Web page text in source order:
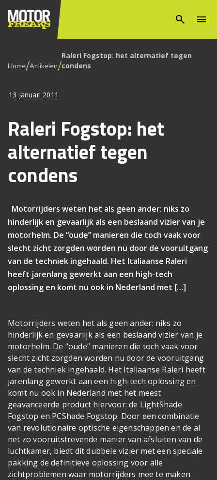
search menu
Home/Artikelen/Raleri Fogstop: het alternatief tegen
condens
13 januari 2011
Raleri Fogstop: het
alternatief tegen
condens
Motorrijders weten het als geen ander: niks zo
hinderlijk en gevaarlijk als een beslaand vizier van je
motorhelm. De “oude” manieren die toch vaak voor
slecht zicht zorgden worden nu door de vooruitgang
van de techniek ingehaald. Het Italiaanse Raleri
heeft jarenlang gewerkt aan een high-tech
oplossing en komt nu ook in Nederland met […]
Motorrijders weten het als geen ander: niks zo
hinderlijk en gevaarlijk als een beslaand vizier van je
motorhelm. De “oude” manieren die toch vaak voor
slecht zicht zorgden worden nu door de vooruitgang
van de techniek ingehaald. Het Italiaanse Raleri heeft
jarenlang gewerkt aan een high-tech oplossing en
komt nu ook in Nederland met het meest
geavanceerde product hiervoor: de LightShade
Fogstop en PCShade Fogstop. Door een combinatie
van revolutionaire optische eigenschappen en de al
net zo vooruitstrevende manier van afsluiten van de
luchtkamer, biedt dit dubbele vizier met een speciale
pakking de definitieve oplossing voor alle
zichtproblemen waar motorrijders mee te maken